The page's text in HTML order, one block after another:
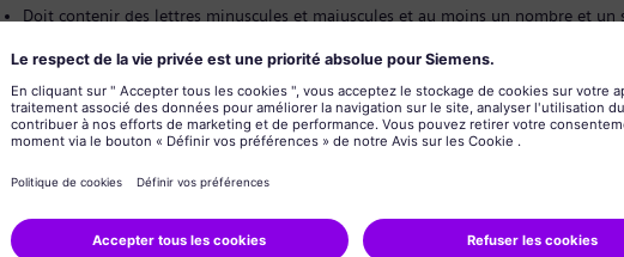
Doit contenir des lettres minuscules et majuscules et au moins un nombre et un
Politique de confidentialité des données